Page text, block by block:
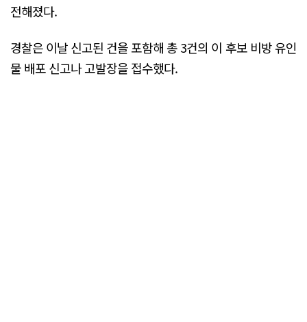
전해졌다.
경찰은 이날 신고된 건을 포함해 총 3건의 이 후보 비방 유인
물 배포 신고나 고발장을 접수했다.